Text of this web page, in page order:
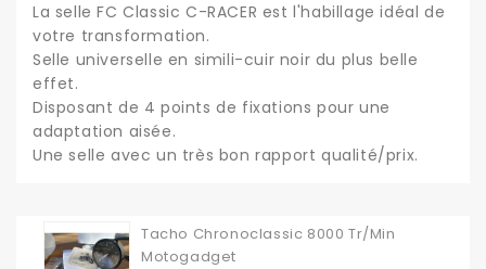
La selle FC Classic C-RACER est l'habillage idéal de
votre transformation.
Selle universelle en simili-cuir noir du plus belle
effet.
Disposant de 4 points de fixations pour une
adaptation aisée.
Une selle avec un très bon rapport qualité/prix.
Tacho Chronoclassic 8000 Tr/min
Motogadget